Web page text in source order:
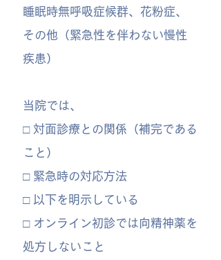
睡眠時無呼吸症候群、 花粉症、
その他（緊急性を伴わない慢性
疾患）
​当院では、
□ 対面診療との関係（補完である
こと）
□ 緊急時の対応方法
□ 以下を明示している
□ オンライン初診では向精神薬を
処方しないこと